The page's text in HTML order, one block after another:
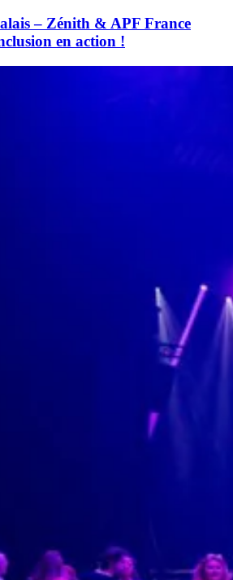
– Zénith & APF France
en action !